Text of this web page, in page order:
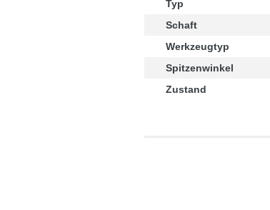
Typ
Schaft
Werkzeugtyp
Spitzenwinkel
Zustand